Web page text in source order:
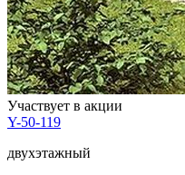
Участвует в акции
Y-50-119
двухэтажный